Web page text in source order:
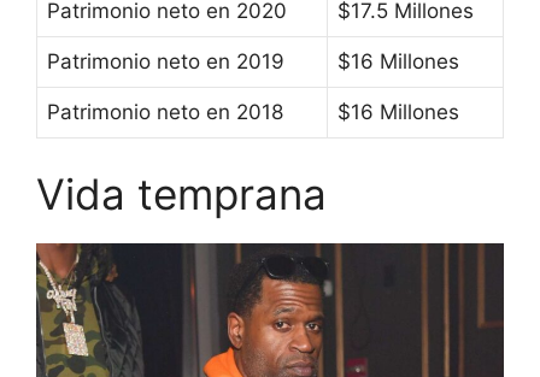
Patrimonio neto en 2020 $17.5 Millones
Patrimonio neto en 2019 $16 Millones
Patrimonio neto en 2018 $16 Millones
Vida temprana